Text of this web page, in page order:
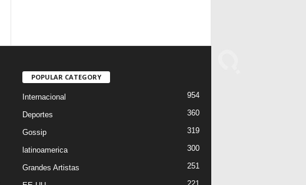
POPULAR CATEGORY
Internacional 954
Deportes 360
Gossip 319
latinoamerica 300
Grandes Artistas 251